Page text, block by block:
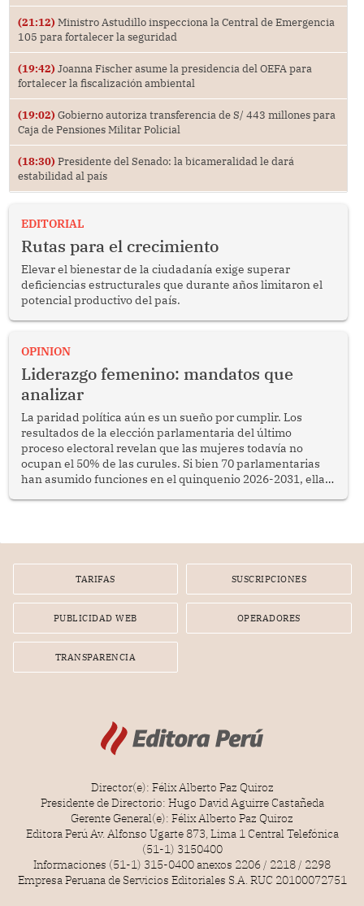
(21:12) Ministro Astudillo inspecciona la Central de Emergencia
105 para fortalecer la seguridad
(19:42) Joanna Fischer asume la presidencia del OEFA para
fortalecer la fiscalización ambiental
(19:02) Gobierno autoriza transferencia de S/ 443 millones para
Caja de Pensiones Militar Policial
(18:30) Presidente del Senado: la bicameralidad le dará
estabilidad al país
EDITORIAL
Rutas para el crecimiento
Elevar el bienestar de la ciudadanía exige superar
deficiencias estructurales que durante años limitaron el
potencial productivo del país.
OPINION
Liderazgo femenino: mandatos que
analizar
La paridad política aún es un sueño por cumplir. Los
resultados de la elección parlamentaria del último
proceso electoral revelan que las mujeres todavía no
ocupan el 50% de las curules. Si bien 70 parlamentarias
han asumido funciones en el quinquenio 2026-2031, ellas
TARIFAS SUSCRIPCIONES
PUBLICIDAD WEB OPERADORES
TRANSPARENCIA
Director(e): Félix Alberto Paz Quiroz
Presidente de Directorio: Hugo David Aguirre Castañeda
Gerente General(e): Félix Alberto Paz Quiroz
Editora Perú Av. Alfonso Ugarte 873, Lima 1 Central Telefónica
(51-1) 3150400
Informaciones (51-1) 315-0400 anexos 2206 / 2218 / 2298
Empresa Peruana de Servicios Editoriales S.A. RUC 20100072751